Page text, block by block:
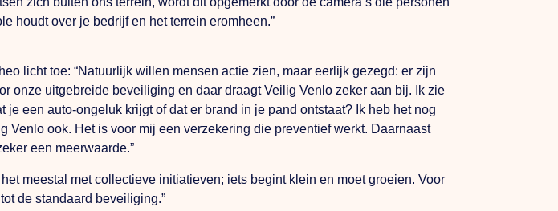
houdt over je bedrijf en het terrein eromheen.”
licht toe: “Natuurlijk willen mensen actie zien, maar eerlijk gezegd: er zijn
onze uitgebreide beveiliging en daar draagt Veilig Venlo zeker aan bij. Ik zie
een auto-ongeluk krijgt of dat er brand in je pand ontstaat? Ik heb het nog
ook. Het is voor mij een verzekering die preventief werkt. Daarnaast
een meerwaarde.”
meestal met collectieve initiatieven; iets begint klein en moet groeien. Voor
de standaard beveiliging.”